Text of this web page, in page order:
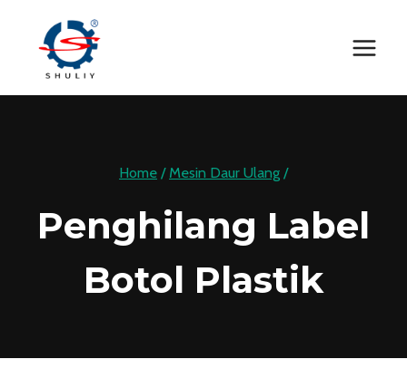
content
Home / Mesin Daur Ulang /
Penghilang Label
Botol Plastik